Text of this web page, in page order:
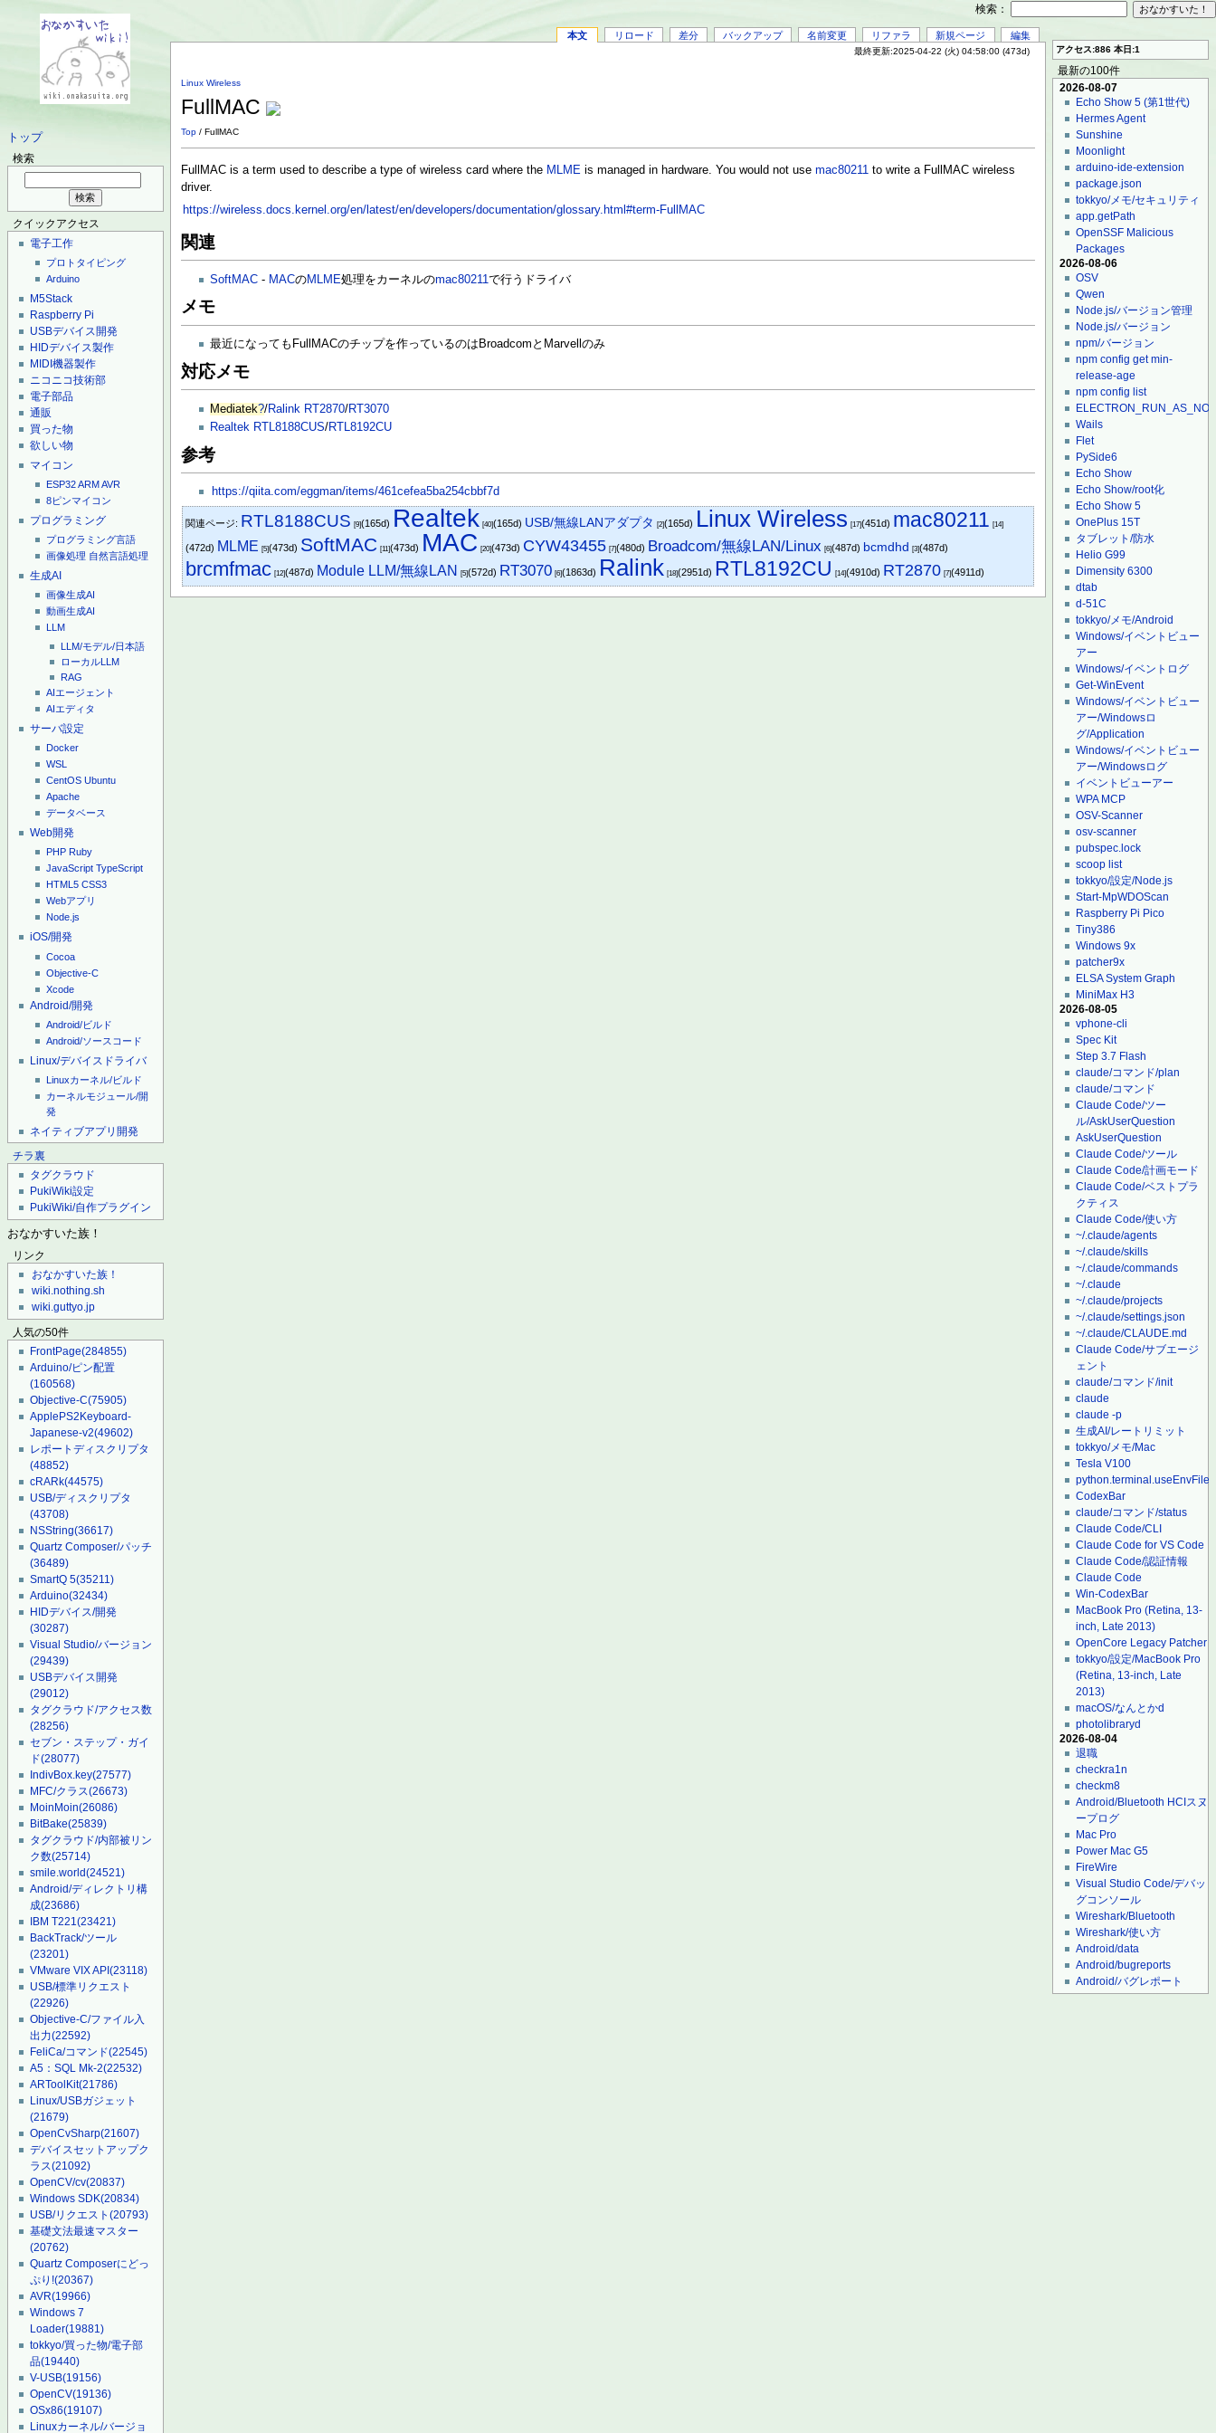
トップ
検索
クイックアクセス
電子工作
プロトタイピング
Arduino
M5Stack
Raspberry Pi
USBデバイス開発
HIDデバイス製作
MIDI機器製作
ニコニコ技術部
電子部品
通販
買った物
欲しい物
マイコン
ESP32ARMAVR
8ピンマイコン
プログラミング
プログラミング言語
画像処理 自然言語処理
生成AI
画像生成AI
動画生成AI
LLM
LLM/モデル/日本語
ローカルLLM
RAG
AIエージェント
AIエディタ
サーバ設定
Docker
WSL
CentOS Ubuntu
Apache
データベース
Web開発
PHP Ruby
JavaScript TypeScript
HTML5 CSS3
Webアプリ
Node.js
iOS/開発
Cocoa
Objective-C
Xcode
Android/開発
Android/ビルド
Android/ソースコード
Linux/デバイスドライバ
Linuxカーネル/ビルド
カーネルモジュール/開
発
ネイティブアプリ開発
チラ裏
タグクラウド
PukiWiki設定
PukiWiki/自作プラグイン
おなかすいた族！
リンク
おなかすいた族！
wiki.nothing.sh
wiki.guttyo.jp
人気の50件
FrontPage(284855)
Arduino/ピン配置
(160568)
Objective-C(75905)
ApplePS2Keyboard-
Japanese-v2(49602)
レポートディスクリプタ
(48852)
cRARk(44575)
USB/ディスクリプタ
(43708)
NSString(36617)
Quartz Composer/パッチ
(36489)
SmartQ 5(35211)
Arduino(32434)
HIDデバイス/開発
(30287)
Visual Studio/バージョン
(29439)
USBデバイス開発
(29012)
タグクラウド/アクセス数
(28256)
セブン・ステップ・ガイ
ド(28077)
IndivBox.key(27577)
MFC/クラス(26673)
MoinMoin(26086)
BitBake(25839)
タグクラウド/内部被リン
ク数(25714)
smile.world(24521)
Android/ディレクトリ構
成(23686)
IBM T221(23421)
BackTrack/ツール
(23201)
VMware VIX API(23118)
USB/標準リクエスト
(22926)
Objective-C/ファイル入
出力(22592)
FeliCa/コマンド(22545)
A5：SQL Mk-2(22532)
ARToolKit(21786)
Linux/USBガジェット
(21679)
OpenCvSharp(21607)
デバイスセットアップク
ラス(21092)
OpenCV/cv(20837)
Windows SDK(20834)
USB/リクエスト(20793)
基礎文法最速マスター
(20762)
Quartz Composerにどっ
ぷり!(20367)
AVR(19966)
Windows 7
Loader(19881)
tokkyo/買った物/電子部
品(19440)
V-USB(19156)
OpenCV(19136)
OSx86(19107)
Linuxカーネル/バージョ
本文 リロード 差分 バックアップ 名前変更 リファラ 新規ページ 編集
最終更新:2025-04-22 (火) 04:58:00 (473d)
Linux Wireless
FullMAC
Top / FullMAC
FullMAC is a term used to describe a type of wireless card where the MLME is managed in hardware. You would not usemac80211 to write a FullMAC wireless
driver.
https://wireless.docs.kernel.org/en/latest/en/developers/documentation/glossary.html#term-FullMAC
関連
SoftMAC - MACのMLME処理をカーネルのmac80211で行うドライバ
メモ
最近になってもFullMACのチップを作っているのはBroadcomとMarvellのみ
対応メモ
Mediatek?/Ralink RT2870/RT3070
Realtek RTL8188CUS/RTL8192CU
参考
https://qiita.com/eggman/items/461cefea5ba254cbbf7d
関連ページ: RTL8188CUS [9](165d) Realtek [40](165d) USB/無線LANアダプタ [2](165d) Linux Wireless [17](451d) mac80211 [14]
(472d) MLME [5](473d) SoftMAC [11](473d) MAC [20](473d) CYW43455 [7](480d) Broadcom/無線LAN/Linux [6](487d) bcmdhd [3](487d)
brcmfmac [12](487d) Module LLM/無線LAN [5](572d) RT3070 [6](1863d) Ralink [18](2951d) RTL8192CU [14](4910d) RT2870 [7](4911d)
アクセス:886 本日:1
最新の100件
2026-08-07
Echo Show 5 (第1世代)
Hermes Agent
Sunshine
Moonlight
arduino-ide-extension
package.json
tokkyo/メモ/セキュリティ
app.getPath
OpenSSF Malicious
Packages
2026-08-06
OSV
Qwen
Node.js/バージョン管理
Node.js/バージョン
npm/バージョン
npm config get min-
release-age
npm config list
Wails
Flet
PySide6
Echo Show
Echo Show/root化
Echo Show 5
OnePlus 15T
タブレット/防水
Helio G99
Dimensity 6300
dtab
d-51C
tokkyo/メモ/Android
Windows/イベントビュー
アー
Windows/イベントログ
Get-WinEvent
Windows/イベントビュー
アー/Windowsロ
グ/Application
Windows/イベントビュー
アー/Windowsログ
イベントビューアー
WPA MCP
OSV-Scanner
osv-scanner
pubspec.lock
scoop list
tokkyo/設定/Node.js
Start-MpWDOScan
Raspberry Pi Pico
Tiny386
Windows 9x
patcher9x
ELSA System Graph
MiniMax H3
2026-08-05
vphone-cli
Spec Kit
Step 3.7 Flash
claude/コマンド/plan
claude/コマンド
Claude Code/ツー
ル/AskUserQuestion
AskUserQuestion
Claude Code/ツール
Claude Code/計画モード
Claude Code/ベストプラ
クティス
Claude Code/使い方
~/.claude/agents
~/.claude/skills
~/.claude/commands
~/.claude
~/.claude/projects
~/.claude/settings.json
~/.claude/CLAUDE.md
Claude Code/サブエージ
ェント
claude/コマンド/init
claude
claude -p
生成AI/レートリミット
tokkyo/メモ/Mac
Tesla V100
python.terminal.useEnvFile
CodexBar
claude/コマンド/status
Claude Code/CLI
Claude Code for VS Code
Claude Code/認証情報
Claude Code
Win-CodexBar
MacBook Pro (Retina, 13-
inch, Late 2013)
OpenCore Legacy Patcher
tokkyo/設定/MacBook Pro
(Retina, 13-inch, Late
2013)
macOS/なんとかd
photolibraryd
2026-08-04
退職
checkra1n
checkm8
Android/Bluetooth HCIスヌ
ープログ
Mac Pro
Power Mac G5
FireWire
Visual Studio Code/デバッ
グコンソール
Wireshark/Bluetooth
Wireshark/使い方
Android/data
Android/bugreports
Android/バグレポート
検索：